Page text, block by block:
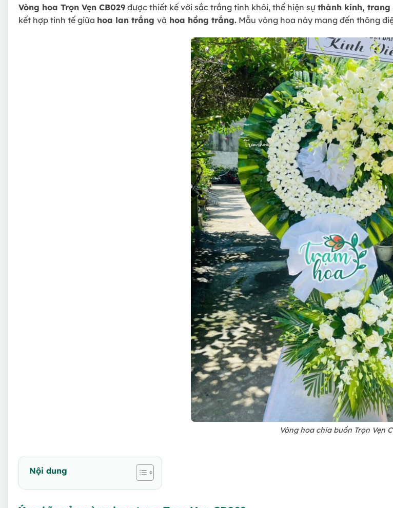
Vòng hoa Trọn Vẹn CB029 được thiết kế với sắc trắng tinh khôi, thể hiện sự thành kính, trang
kết hợp tinh tế giữa hoa lan trắng và hoa hồng trắng. Mẫu vòng hoa này mang đến thông
Vòng hoa chia buồn Trọn Vẹn
Nội dung